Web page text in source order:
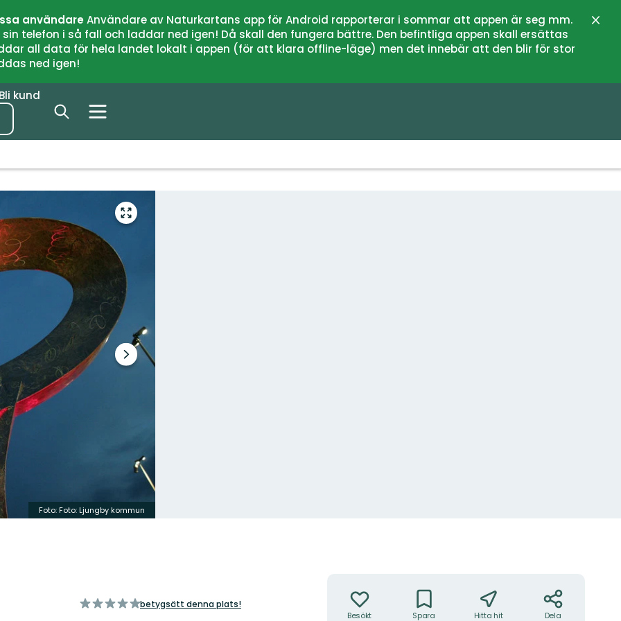
användareAnvändare av Naturkartans app för Android rapporterar i sommar att appen är seg mm.
telefon i så fall och laddar ned igen! Då skall den fungera bättre. Den befintliga appen skall ersättas
all data för hela landet lokalt i appen (för att klara offline-läge) men det innebär att den blir för stor
ned igen!
Bli kund
Gå
till
Nästa
bildspel
Foto: Foto: Ljungby kommun
av
betygsätt denna plats!
Besökt Spara Hitta hit Dela